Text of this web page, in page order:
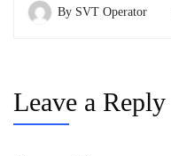
By SVT Operator
Leave a Reply